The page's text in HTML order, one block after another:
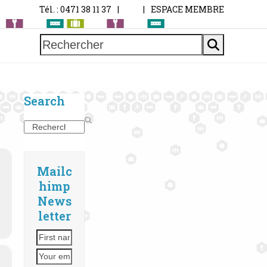
Tél. : 0471 38 11 37 | | ESPACE MEMBRE
Rechercher
Search
Search
Mailc
himp
News
letter
First
name
email